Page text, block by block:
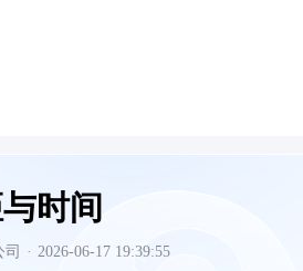
时间
· 2026-06-17 19:39:55